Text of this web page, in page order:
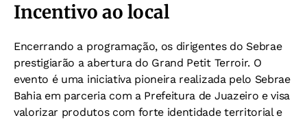
Incentivo ao local
Encerrando a programação, os dirigentes do Sebrae
prestigiarão a abertura do Grand Petit Terroir. O
evento é uma iniciativa pioneira realizada pelo Sebrae
Bahia em parceria com a Prefeitura de Juazeiro e visa
valorizar produtos com forte identidade territorial e